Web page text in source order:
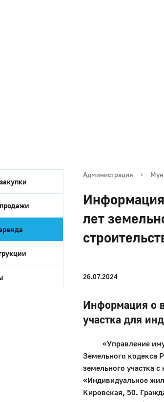
Администрация ›
лет
26.07.2024
Информация о
участка для
«Управление
Земельного кодекса
земельного участка
«Индивидуальное
Кировская, 50.